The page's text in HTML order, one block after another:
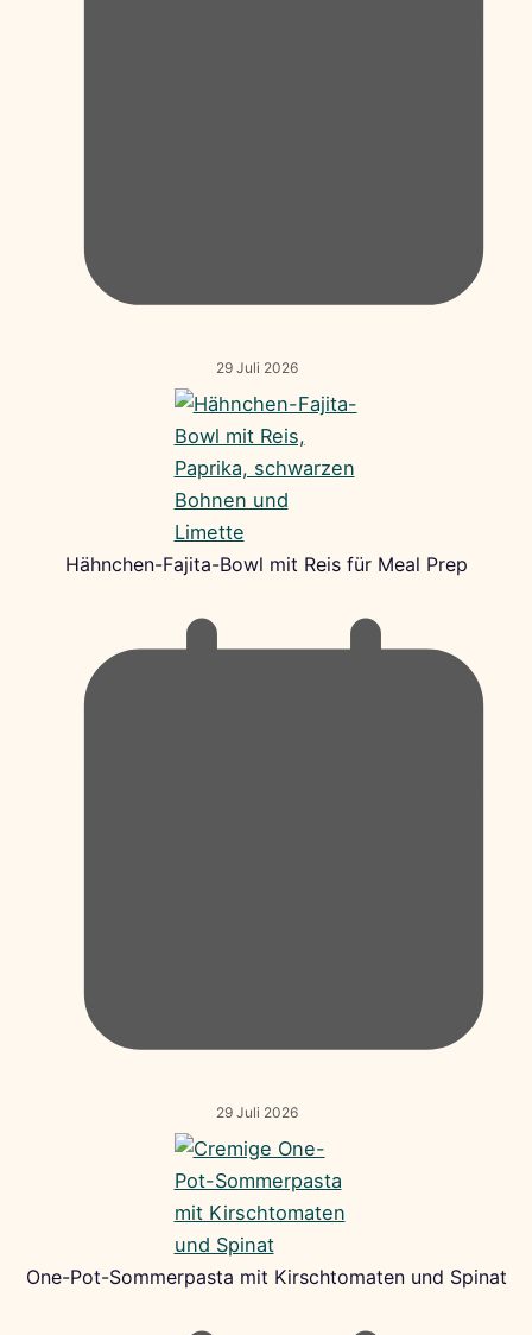
29 Juli 2026
Hähnchen-Fajita-Bowl mit Reis für Meal Prep
29 Juli 2026
One-Pot-Sommerpasta mit Kirschtomaten und Spinat